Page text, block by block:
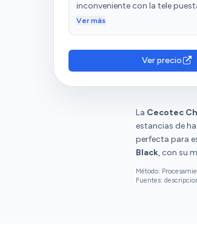
inconveniente con la tele
apenas y da una sensación
Ver más
Ver precio
La Cecotec
estancias de
perfecta para
Black, con su
Método:
Fuentes: